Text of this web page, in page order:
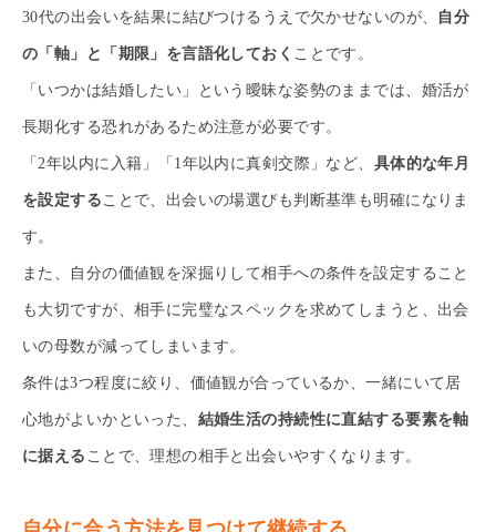
30代の出会いを結果に結びつけるうえで欠かせないのが、 自分
の「軸」と「期限」を言語化しておく ことです。
「いつかは結婚したい」という曖昧な姿勢のままでは、婚活が
長期化する恐れがあるため注意が必要です。
「2年以内に入籍」「1年以内に真剣交際」など、 具体的な年月
を設定する ことで、出会いの場選びも判断基準も明確になりま
す。
また、自分の価値観を深掘りして相手への条件を設定すること
も大切ですが、相手に完璧なスペックを求めてしまうと、出会
いの母数が減ってしまいます。
条件は3つ程度に絞り、価値観が合っているか、一緒にいて居
心地がよいかといった、 結婚生活の持続性に直結する要素を軸
に据える ことで、理想の相手と出会いやすくなります。